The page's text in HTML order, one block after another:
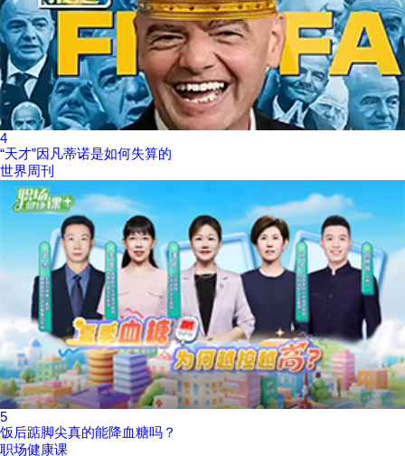
4
“天才”因凡蒂诺是如何失算的
世界周刊
5
饭后踮脚尖真的能降血糖吗？
职场健康课